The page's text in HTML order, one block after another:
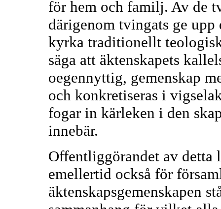
för hem och familj. Av de
därigenom tvingats ge
kyrka traditionellt
säga att äktenskapets
oegennyttig, gemenskap
och konkretiseras i
fogar in kärleken i den
innebär.
Offentliggörandet av
emellertid också för
äktenskapsgemenskapen